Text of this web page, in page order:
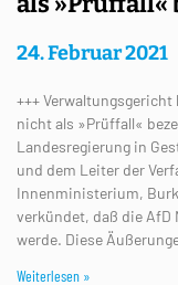
24. Februar 2021
+++
nicht als »Prüffall«
Landesregierung in
und dem Leiter der
Innenministerium,
verkündet, daß die AfD
werde. Diese
Weiterlesen »